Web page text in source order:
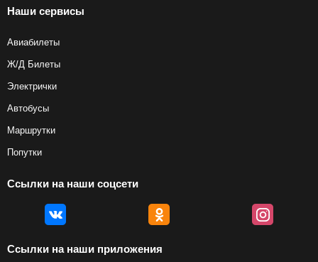
Наши сервисы
Авиабилеты
Ж/Д Билеты
Электрички
Автобусы
Маршрутки
Попутки
Ссылки на наши соцсети
Ссылки на наши приложения